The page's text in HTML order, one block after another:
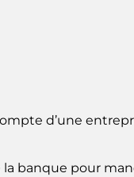
d’une
banque pour